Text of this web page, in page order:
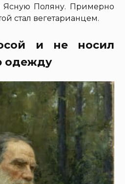
Ясную Поляну. Примерно
стал вегетарианцем.
и не носил
одежду